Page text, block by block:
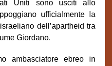
Uniti sono usciti allo
ufficialmente la
dell’apartheid tra
Giordano.
ambasciatore ebreo in